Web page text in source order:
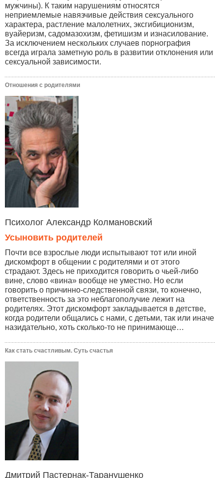
мужчины). К таким нарушениям относятся
неприемлемые навязчивые действия сексуального
характера, растление малолетних, эксгибиционизм,
вуайеризм, садомазохизм, фетишизм и изнасилование.
За исключением нескольких случаев порнография
всегда играла заметную роль в развитии отклонения или
сексуальной зависимости.
Отношения с родителями
Психолог Александр Колмановский
Усыновить родителей
Почти все взрослые люди испытывают тот или иной
дискомфорт в общении с родителями и от этого
страдают. Здесь не приходится говорить о чьей-либо
вине, слово «вина» вообще не уместно. Но если
говорить о причинно-следственной связи, то конечно,
ответственность за это неблагополучие лежит на
родителях. Этот дискомфорт закладывается в детстве,
когда родители общались с нами, с детьми, так или иначе
назидательно, хоть сколько-то не принимающе…
Как стать счастливым. Суть счастья
Дмитрий Пастернак-Таранушенко